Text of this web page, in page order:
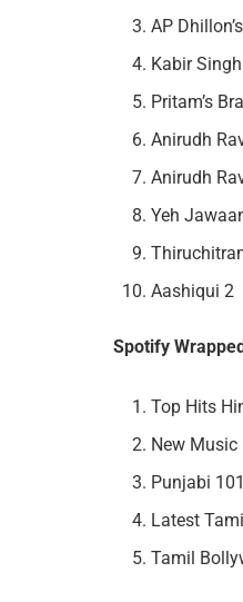
AP
Kabir Singh
Pritam’s
Anirudh
Anirudh
Yeh
Aashiqui 2
Spotify
Top Hits
New Music
Punjabi 101
Latest
Tamil